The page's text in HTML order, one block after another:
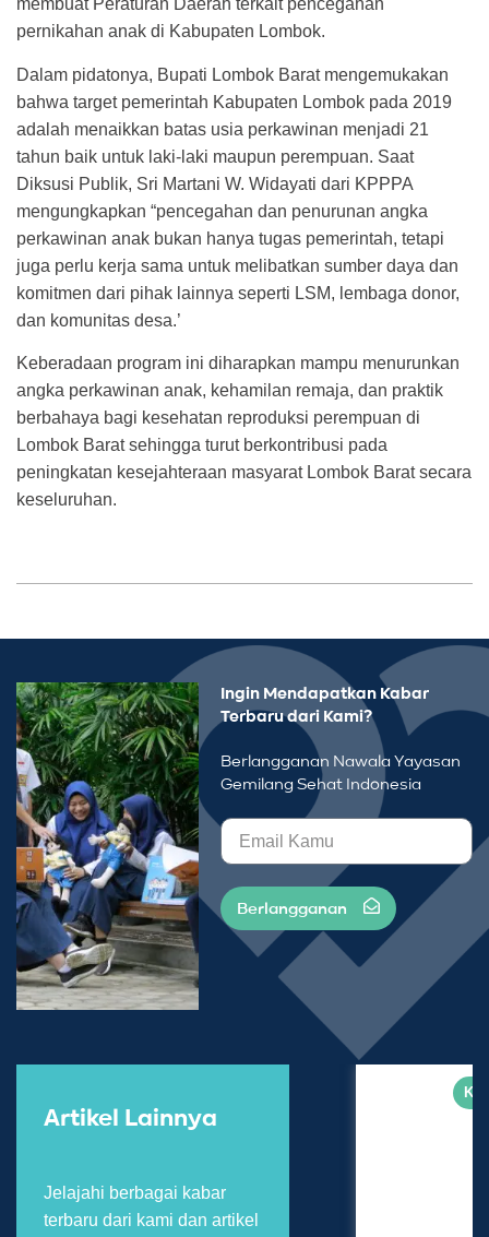
membuat Peraturan Daerah terkait pencegahan
pernikahan anak di Kabupaten Lombok.
Dalam pidatonya, Bupati Lombok Barat mengemukakan
bahwa target pemerintah Kabupaten Lombok pada 2019
adalah menaikkan batas usia perkawinan menjadi 21
tahun baik untuk laki-laki maupun perempuan. Saat
Diksusi Publik, Sri Martani W. Widayati dari KPPPA
mengungkapkan “pencegahan dan penurunan angka
perkawinan anak bukan hanya tugas pemerintah, tetapi
juga perlu kerja sama untuk melibatkan sumber daya dan
komitmen dari pihak lainnya seperti LSM, lembaga donor,
dan komunitas desa.’
Keberadaan program ini diharapkan mampu menurunkan
angka perkawinan anak, kehamilan remaja, dan praktik
berbahaya bagi kesehatan reproduksi perempuan di
Lombok Barat sehingga turut berkontribusi pada
peningkatan kesejahteraan masyarat Lombok Barat secara
keseluruhan.
Ingin Mendapatkan Kabar
Terbaru dari Kami?
Berlangganan Nawala Yayasan
Gemilang Sehat Indonesia
Berlangganan
Artikel Lainnya
Jelajahi berbagai kabar
terbaru dari kami dan artikel